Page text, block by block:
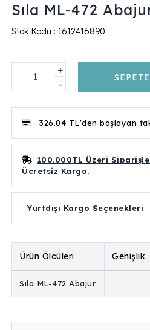
Sıla ML-472
Stok Kodu : 1612416890
+
-
326.04 TL'den başlayan
100.000TL Üzeri
Ücretsiz Kargo.
Yurtdışı Kargo Seçenekleri
Ürün Ölcüleri Genişlik
Sıla ML-472 Abajur